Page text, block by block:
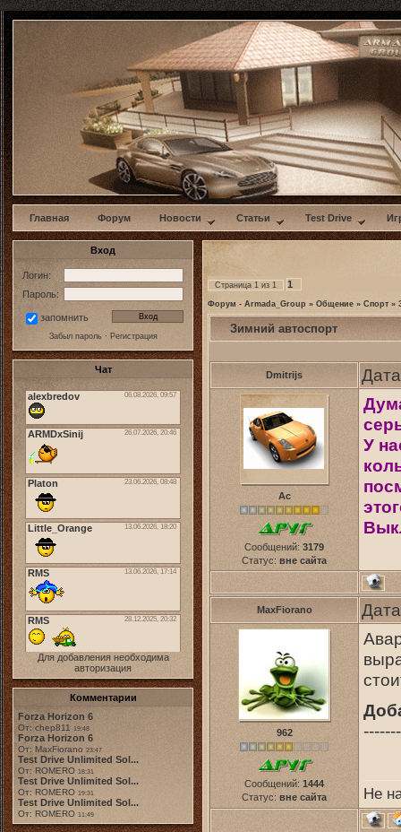
w
Главная Форум Новости Статьи Test Drive
Вход
Логин:
Пароль:
запомнить
Забыл пароль· Регистрация
Чат
Для добавления необходима
авторизация
Комментарии
Forza Horizon 6
От: chep811 19:48
Forza Horizon 6
От: MaxFiorano 23:47
Test Drive Unlimited Sol...
От: ROMERO 18:31
Test Drive Unlimited Sol...
От: ROMERO 19:31
Test Drive Unlimited Sol...
От: ROMERO 11:49
Страница 1 из 1 1
Форум - Armada_Group » Общение » Спорт »
Зимний автоспорт
Dmitrijs
Ас
Сообщений: 3179
Статус: вне сайта
У
MaxFiorano
962
Сообщений: 1444
Статус: вне сайта Не